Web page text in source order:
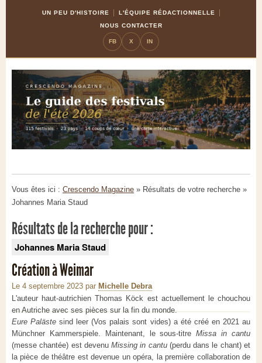
UN PEU D'HISTOIRE
L'ÉQUIPE RÉDACTIONNELLE
NOUS CONTACTER
FB X IN
Vous êtes ici : Crescendo Magazine » Résultats de votre recherche »
Johannes Maria Staud
Résultats de la recherche pour :
Johannes Maria Staud
Création à Weimar
Le 4 septembre 2023 par Michelle Debra
L'auteur haut-autrichien Thomas Köck est actuellement le chouchou
en Autriche avec ses pièces sur la fin du monde.
Eure Paläste sind leer (Vos palais sont vides) a été créé en 2021 au
Münchner Kammerspiele. Maintenant, le sous-titreMissa in cantu
(messe chantée) est devenuMissing in cantu(perdu dans le chant) et
la pièce de théâtre est devenue un opéra, la première collaboration de